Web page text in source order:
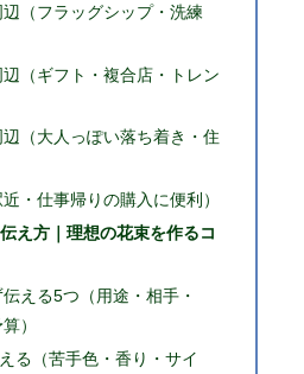
（フラッグシップ・洗練
（ギフト・複合店・トレン
（大人っぽい落ち着き・住
・仕事帰りの購入に便利）
え方｜理想の花束を作るコ
える5つ（用途・相手・
）
る（苦手色・香り・サイ